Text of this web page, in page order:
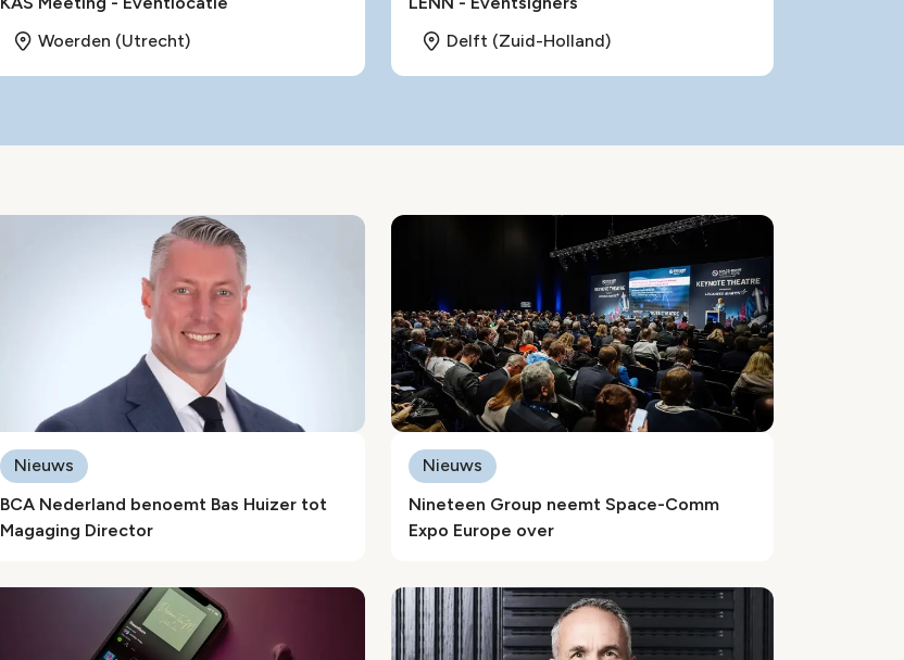
Woerden (Utrecht)
Delft (Zuid-Holland)
BCA Nederland benoemt Bas Huizer tot
Magaging Director
Nieuws
Nineteen Group neemt Space-Comm
Expo Europe over
Nieuws